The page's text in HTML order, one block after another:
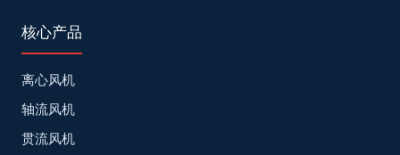
核心产品
离心风机
轴流风机
贯流风机